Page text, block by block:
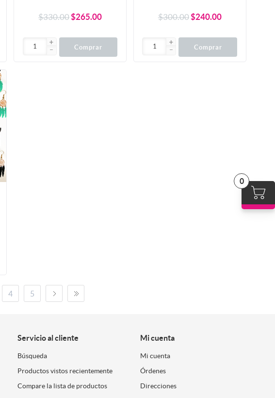
0
Hecate / Hekate Varios
Modelos para Escoger -X1-
$330.00$265.00
Comprar
Angel 80x60 mm
Poderosisimo Talisman
ARCANGELES para Escoger
X1-113
$300.00$240.00
Comprar
4 5
Servicio al cliente
Búsqueda
Productos vistos recientemente
Compare la lista de productos
Mi cuenta
Mi cuenta
Órdenes
Direcciones